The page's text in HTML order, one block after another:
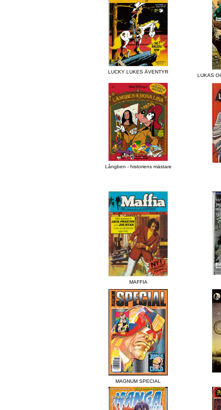
LUCKY LUKES ÄVENTYR
LUKAS
Långben - historiens mästare
MAFFIA
MAGNUM SPECIAL